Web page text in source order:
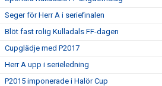
Seger för Herr A i seriefinalen
Blöt fast rolig Kulladals FF-dagen
Cupglädje med P2017
Herr A upp i serieledning
P2015 imponerade i Halör Cup